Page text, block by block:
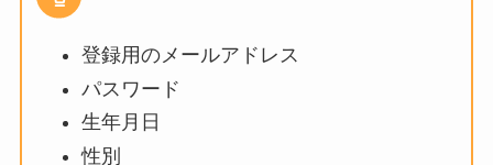
登録用のメールアドレス
パスワード
生年月日
性別